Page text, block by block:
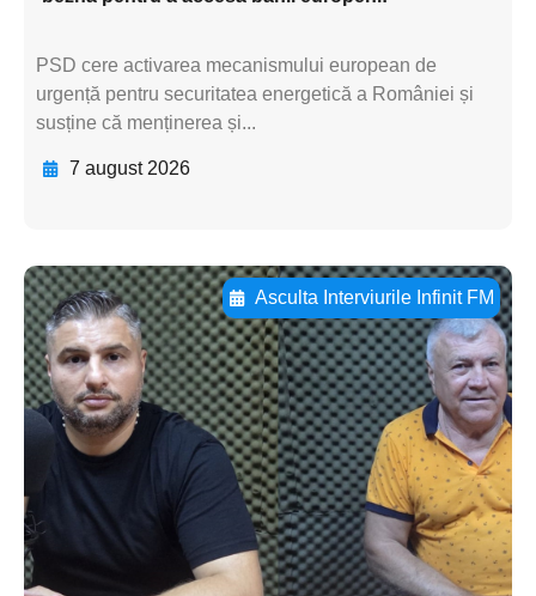
PSD cere activarea mecanismului european de
urgență pentru securitatea energetică a României și
susține că menținerea și...
7 august 2026
Asculta Interviurile Infinit FM
Adaugă aici textul pentru
subtitluAdaugă aici
textul pentru
subtitluAdaugă aici
textul pentru
subtitluAdaugă aici
textul pentru subti